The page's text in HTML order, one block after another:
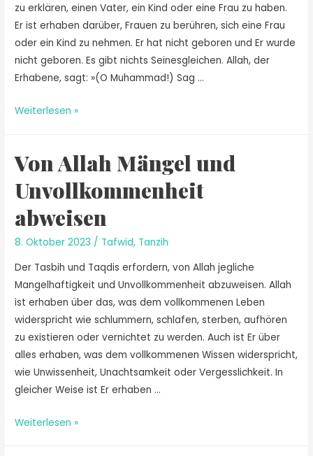
zu erklären, einen Vater, ein Kind oder eine Frau zu haben.
Er ist erhaben darüber, Frauen zu berühren, sich eine Frau
oder ein Kind zu nehmen. Er hat nicht geboren und Er wurde
nicht geboren. Es gibt nichts Seinesgleichen. Allah, der
Erhabene, sagt: »(O Muhammad!) Sag …
Weiterlesen »
Von Allah Mängel und
Unvollkommenheit
abweisen
8. Oktober 2023 / Tafwid, Tanzih
Der Tasbih und Taqdis erfordern, von Allah jegliche
Mangelhaftigkeit und Unvollkommenheit abzuweisen. Allah
ist erhaben über das, was dem vollkommenen Leben
widerspricht wie schlummern, schlafen, sterben, aufhören
zu existieren oder vernichtet zu werden. Auch ist Er über
alles erhaben, was dem vollkommenen Wissen widerspricht,
wie Unwissenheit, Unachtsamkeit oder Vergesslichkeit. In
gleicher Weise ist Er erhaben …
Weiterlesen »